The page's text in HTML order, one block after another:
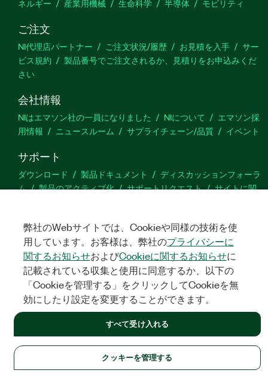
ネルギー
産業用機械 生命科学 半導体 モビリティ
ご注文
NI代理店パートナー ご注文状況/履歴 お見積を入手
サー
ビス規約
製品番号でご注文されるか、見積りをお申込みくだ
さい
会社情報
NIはエマソン社の一員になりました NIについて
エマソン採
用情報
ニュースルーム サプライチェーン/品質 イベント
サポート
ダウンロード 製品ドキュメント
ディスカッションフォーラ
ム
製品のアクティブ化 サポートリクエスト
サイトに関
TwitterYouTube
法令関連情報|IMPRINT|プライバシー|クッキーを管理する
NATIONAL INSTRUMENTS CORP. ALL RIGHTS RESERVED.
弊社のWebサイトでは、Cookieや同様の技術を使
用しています。お客様は、弊社のプライバシーに
関するお知らせおよびCookieに関するお知らせに
記載されている収集と使用に同意するか、以下の
「Cookieを管理する」をクリックしてCookieを無
効にしたり設定を変更することができます。
クッキーを管理する
すべて受け入れる